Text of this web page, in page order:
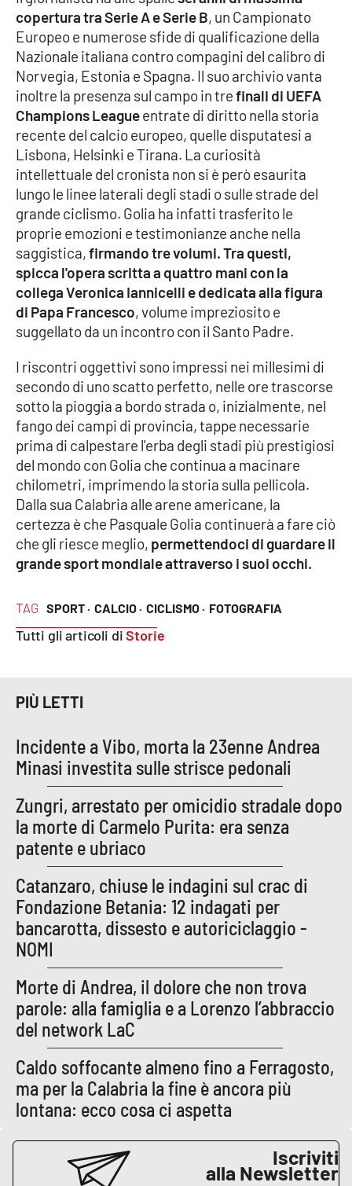
EDIZIONI
LOCALI
Catanzaro
Crotone
Vibo Valentia
Reggio Calabria
Cosenza
Lamezia Terme
SPECIALI
Buona Sanità Calabria
LA
CALABRIAVISIONE
Destinazioni
Eventi
Food
Storie
Lacplay.it
Lactv.it
Laconair.it
Lacitymag.it
Lacapitalenews.it
Ilreggino.it
Cosenzachannel.it
Ilvibonese.it
Catanzarochannel.it
APP
Android
TAG SPORT · CALCIO · CICLISMO · FOTOGRAFIA
Tutti gli articoli diStorie
copertura tra Serie A e Serie B, un Campionato
Europeo e numerose sfide di qualificazione della
Nazionale italiana contro compagini del calibro di
Norvegia, Estonia e Spagna. Il suo archivio vanta
inoltre la presenza sul campo in trefinali di UEFA
Champions Leagueentrate di diritto nella storia
recente del calcio europeo, quelle disputatesi a
Lisbona, Helsinki e Tirana. La curiosità
intellettuale del cronista non si è però esaurita
lungo le linee laterali degli stadi o sulle strade del
grande ciclismo. Golia ha infatti trasferito le
proprie emozioni e testimonianze anche nella
saggistica,firmando tre volumi. Tra questi,
spicca l'opera scritta a quattro mani con la
collega Veronica Iannicelli e dedicata alla figura
di Papa Francesco, volume impreziosito e
suggellato da un incontro con il Santo Padre.
I riscontri oggettivi sono impressi nei millesimi di
secondo di uno scatto perfetto, nelle ore trascorse
sotto la pioggia a bordo strada o, inizialmente, nel
fango dei campi di provincia, tappe necessarie
prima di calpestare l'erba degli stadi più prestigiosi
del mondo con Golia che continua a macinare
chilometri, imprimendo la storia sulla pellicola.
Dalla sua Calabria alle arene americane, la
certezza è che Pasquale Golia continuerà a fare ciò
che gli riesce meglio, permettendoci di guardare il
grande sport mondiale attraverso i suoi occhi.
PIÙ LETTI
Incidente a Vibo, morta la 23enne Andrea
Minasi investita sulle strisce pedonali
Zungri, arrestato per omicidio stradale dopo
la morte di Carmelo Purita: era senza
patente e ubriaco
Catanzaro, chiuse le indagini sul crac di
Fondazione Betania: 12 indagati per
bancarotta, dissesto e autoriciclaggio -
NOMI
Morte di Andrea, il dolore che non trova
parole: alla famiglia e a Lorenzo l’abbraccio
del network LaC
Caldo soffocante almeno fino a Ferragosto,
ma per la Calabria la fine è ancora più
lontana: ecco cosa ci aspetta
Iscriviti
alla Newsletter